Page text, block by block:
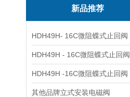
新品推荐
HDH49H- 16C微阻蝶式止回阀
HDH49H - 16C微阻蝶式止回阀
HDH49H -16C微阻蝶式止回阀
其他品牌立式安装电磁阀